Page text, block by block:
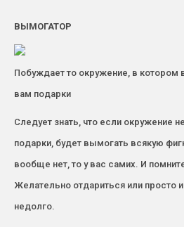
ВЫМОГАТОР
Побуждает то окружение, в котором
вам подарки
Следует знать, что если окружение
подарки, будет вымогать всякую
вообще нет, то у вас самих. И
Желательно отдариться или просто
недолго.